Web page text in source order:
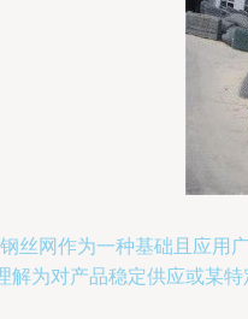
丝网作为一种基础且应用
解为对产品稳定供应或